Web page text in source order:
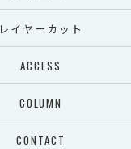
レイヤーカット
ACCESS
COLUMN
CONTACT